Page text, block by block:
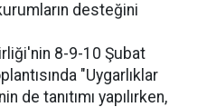
desteğini
8-9-10 Şubat
"Uygarlıklar
de tanıtımı yapılırken,